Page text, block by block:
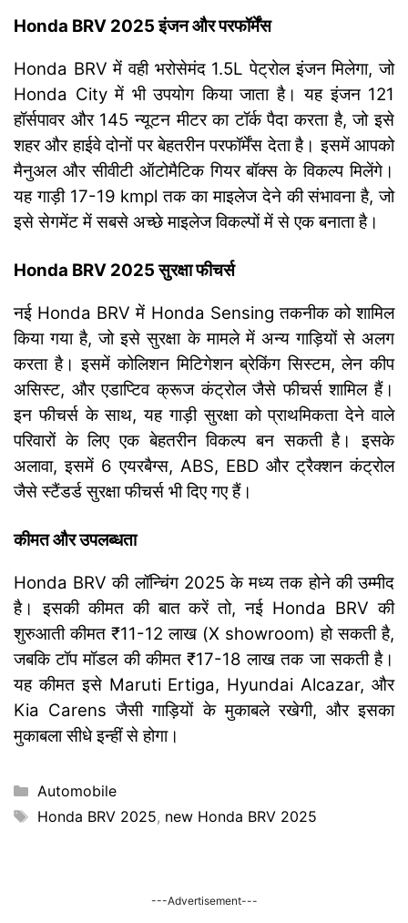
Honda BRV 2025 इंजन और परफॉर्मेंस
Honda BRV में वही भरोसेमंद 1.5L पेट्रोल इंजन मिलेगा, जो
Honda City में भी उपयोग किया जाता है। यह इंजन 121
हॉर्सपावर और 145 न्यूटन मीटर का टॉर्क पैदा करता है, जो इसे
शहर और हाईवे दोनों पर बेहतरीन परफॉर्मेंस देता है। इसमें आपको
मैनुअल और सीवीटी ऑटोमैटिक गियर बॉक्स के विकल्प मिलेंगे।
यह गाड़ी 17-19 kmpl तक का माइलेज देने की संभावना है, जो
इसे सेगमेंट में सबसे अच्छे माइलेज विकल्पों में से एक बनाता है।
Honda BRV 2025 सुरक्षा फीचर्स
नई Honda BRV में Honda Sensing तकनीक को शामिल
किया गया है, जो इसे सुरक्षा के मामले में अन्य गाड़ियों से अलग
करता है। इसमें कोलिशन मिटिगेशन ब्रेकिंग सिस्टम, लेन कीप
असिस्ट, और एडाप्टिव क्रूज कंट्रोल जैसे फीचर्स शामिल हैं।
इन फीचर्स के साथ, यह गाड़ी सुरक्षा को प्राथमिकता देने वाले
परिवारों के लिए एक बेहतरीन विकल्प बन सकती है। इसके
अलावा, इसमें 6 एयरबैग्स, ABS, EBD और ट्रैक्शन कंट्रोल
जैसे स्टैंडर्ड सुरक्षा फीचर्स भी दिए गए हैं।
कीमत और उपलब्धता
Honda BRV की लॉन्चिंग 2025 के मध्य तक होने की उम्मीद
है। इसकी कीमत की बात करें तो, नई Honda BRV की
शुरुआती कीमत ₹11-12 लाख (X showroom) हो सकती है,
जबकि टॉप मॉडल की कीमत ₹17-18 लाख तक जा सकती है।
यह कीमत इसे Maruti Ertiga, Hyundai Alcazar, और
Kia Carens जैसी गाड़ियों के मुकाबले रखेगी, और इसका
मुकाबला सीधे इन्हीं से होगा।
Categories
Automobile
Tags
Honda BRV 2025, new Honda BRV 2025
---Advertisement---